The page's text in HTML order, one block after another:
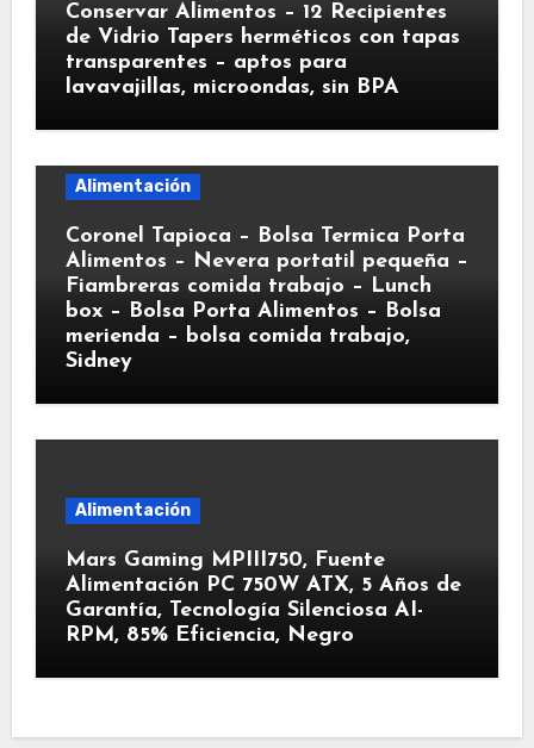
Conservar Alimentos – 12 Recipientes
de Vidrio Tapers herméticos con tapas
transparentes – aptos para
lavavajillas, microondas, sin BPA
Alimentación
Coronel Tapioca – Bolsa Termica Porta
Alimentos – Nevera portatil pequeña –
Fiambreras comida trabajo – Lunch
box – Bolsa Porta Alimentos – Bolsa
merienda – bolsa comida trabajo,
Sidney
Alimentación
Mars Gaming MPIII750, Fuente
Alimentación PC 750W ATX, 5 Años de
Garantía, Tecnología Silenciosa AI-
RPM, 85% Eficiencia, Negro